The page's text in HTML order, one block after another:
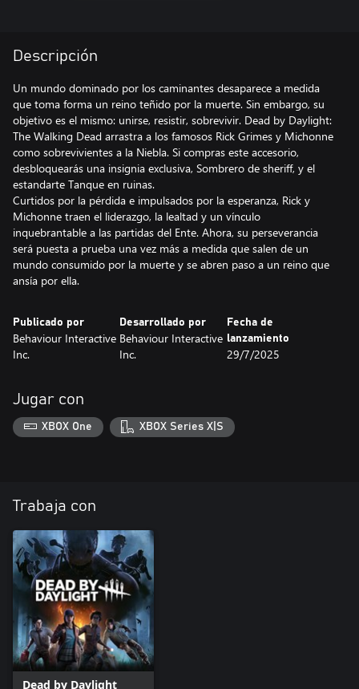
Descripción
Un mundo dominado por los caminantes desaparece a medida
que toma forma un reino teñido por la muerte. Sin embargo, su
objetivo es el mismo: unirse, resistir, sobrevivir. Dead by Daylight:
The Walking Dead arrastra a los famosos Rick Grimes y Michonne
como sobrevivientes a la Niebla. Si compras este accesorio,
desbloquearás una insignia exclusiva, Sombrero de sheriff, y el
estandarte Tanque en ruinas.
Curtidos por la pérdida e impulsados por la esperanza, Rick y
Michonne traen el liderazgo, la lealtad y un vínculo
inquebrantable a las partidas del Ente. Ahora, su perseverancia
será puesta a prueba una vez más a medida que salen de un
mundo consumido por la muerte y se abren paso a un reino que
ansía por ella.
Publicado por
Behaviour Interactive
Inc.
Desarrollado por
Behaviour Interactive
Inc.
Fecha de
lanzamiento
29/7/2025
Jugar con
XBOX One XBOX Series X|S
Trabaja con
Dead by Daylight